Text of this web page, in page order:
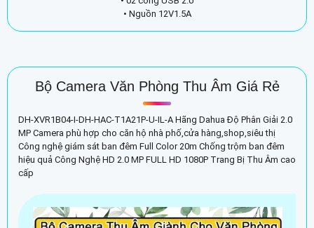
• Nguồn 12V1.5A
Bộ Camera Văn Phòng Thu Âm Giá Rẻ
DH-XVR1B04-I-DH-HAC-T1A21P-U-IL-A Hãng Dahua Độ Phân Giải 2.0
MP Camera phù hợp cho căn hộ nhà phố,cửa hàng,shop,siêu thị
Công nghệ giám sát ban đêm Full Color 20m Chống trộm ban đêm
hiệu quả Công Nghệ HD 2.0 MP FULL HD 1080P Trang Bị Thu Âm cao
cấp